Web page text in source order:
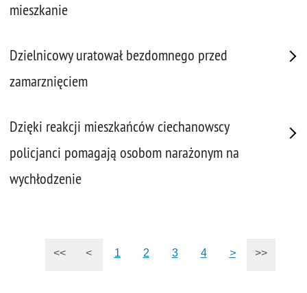
mieszkanie
Dzielnicowy uratował bezdomnego przed
zamarznięciem
Dzięki reakcji mieszkańców ciechanowscy
policjanci pomagają osobom narażonym na
wychłodzenie
<< < 1 2 3 4 > >>